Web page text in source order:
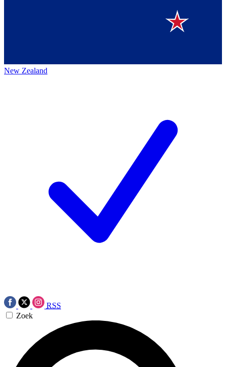
New Zealand
RSS
Zoek